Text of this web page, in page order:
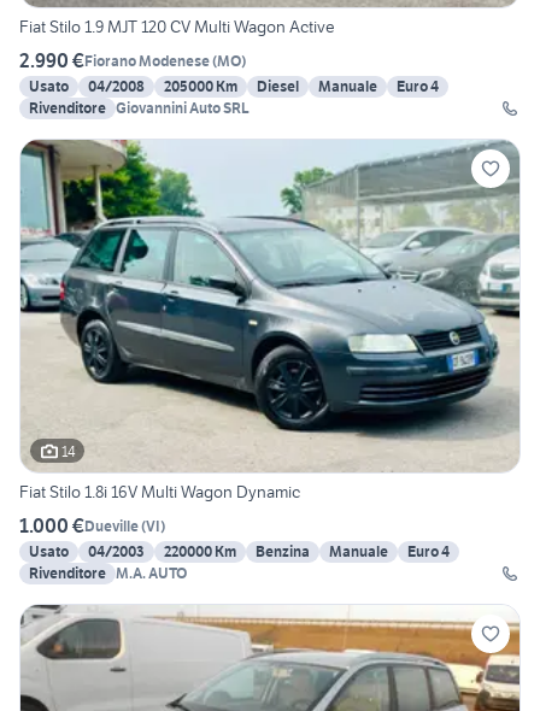
Fiat Stilo 1.9 MJT 120 CV Multi Wagon Active
2.990 €Fiorano Modenese(MO)
Usato
04/2008 205000 Km Diesel Manuale
Euro 4
Rivenditore Giovannini Auto SRL
14
Fiat Stilo 1.8i 16V Multi Wagon Dynamic
1.000 €Dueville(VI)
Usato
04/2003 220000 Km Benzina Manuale
Euro 4
Rivenditore M.A. AUTO